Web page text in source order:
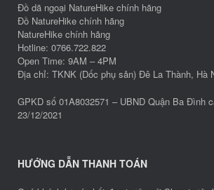
Đồ dã ngoại NatureHike chính hãng
Đồ NatureHike chính hãng
NatureHike chính hãng
Hotline: 0766.722.822
Open Time: 9AM – 4PM
Địa chỉ: TKNK (Dốc phụ sản) Đê La Thành, Hà
GPKD số 01A8032571 – UBND Quận Ba Đình
23/12/2021
HƯỚNG DẪN THANH TOÁN